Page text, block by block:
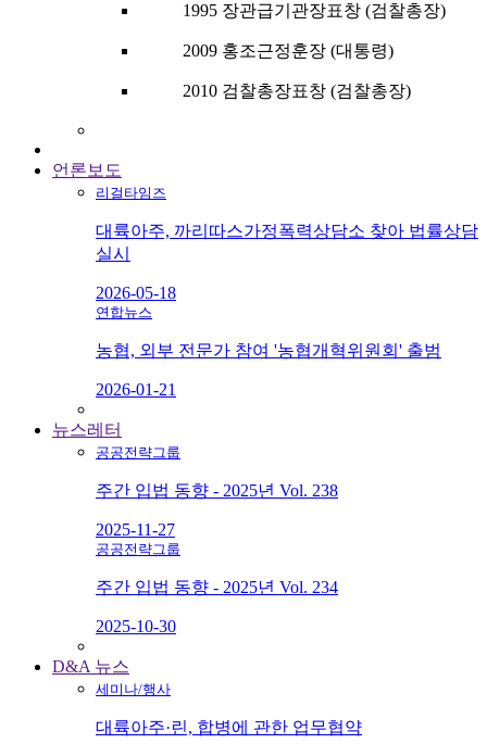
1995 장관급기관장표창 (검찰총장)
2009 홍조근정훈장 (대통령)
2010 검찰총장표창 (검찰총장)
언론보도
리걸타임즈
대륙아주, 까리따스가정폭력상담소 찾아 법률상담
실시
2026-05-18
연합뉴스
농협, 외부 전문가 참여 '농협개혁위원회' 출범
2026-01-21
뉴스레터
공공전략그룹
주간 입법 동향 - 2025년 Vol. 238
2025-11-27
공공전략그룹
주간 입법 동향 - 2025년 Vol. 234
2025-10-30
D&A 뉴스
세미나/행사
대륙아주·린, 합병에 관한 업무협약